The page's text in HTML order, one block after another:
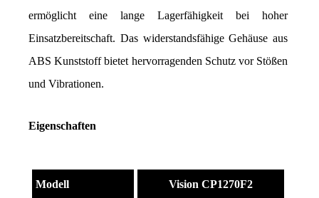
ermöglicht eine lange Lagerfähigkeit bei hoher
Einsatzbereitschaft. Das widerstandsfähige Gehäuse aus
ABS Kunststoff bietet hervorragenden Schutz vor Stößen
und Vibrationen.
Eigenschaften
Modell Vision CP1270F2